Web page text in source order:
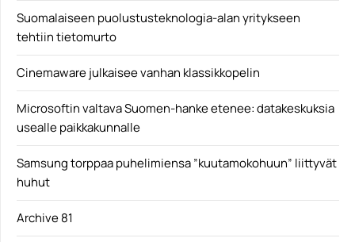
Suomalaiseen puolustusteknologia-alan yritykseen
tehtiin tietomurto
Cinemaware julkaisee vanhan klassikkopelin
Microsoftin valtava Suomen-hanke etenee: datakeskuksia
usealle paikkakunnalle
Samsung torppaa puhelimiensa ”kuutamokohuun” liittyvät
huhut
Archive 81